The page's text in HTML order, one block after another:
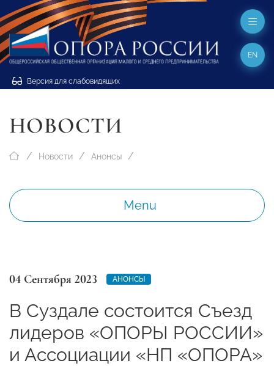
Версия для слабовидящих
EN
НОВОСТИ
Новости Анонсы
Menu
04 Сентября 2023 АНОНСЫ
В Суздале состоится Съезд
лидеров «ОПОРЫ РОССИИ»
и Ассоциации «НП «ОПОРА»